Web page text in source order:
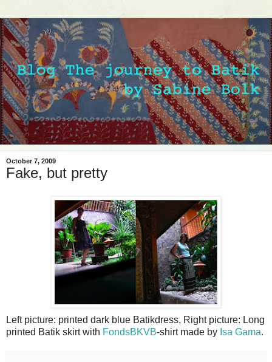
October 7, 2009
Fake, but pretty
Left picture: printed dark blue Batikdress, Right picture: Long
printed Batik skirt with FondsBKVB-shirt made by Isa Gama.